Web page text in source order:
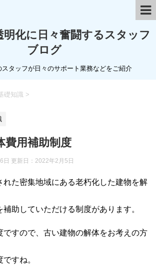
明化に日々奮闘するスタッフ
ブログ
タッフが日々のサポート業務などをご紹介
礎知識 >
用補助制度
更新日： 2022年2月5日
れた密集地域にある老朽化した建物を解
助していただける制度があります。
ですので、古い建物の解体をお考えの方
すね。